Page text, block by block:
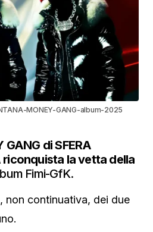
MONEY-GANG-album-2025
di SFERA
riconquista la vetta della
Fimi-GfK.
non continuativa, dei due